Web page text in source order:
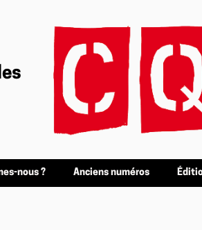
nous ? Anciens numéros